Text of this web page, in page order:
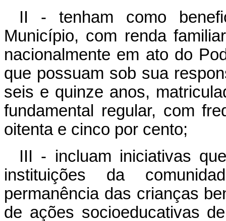
II - tenham como
Município, com renda
nacionalmente em ato do
que possuam sob sua
seis e quinze anos,
fundamental regular, com
oitenta e cinco por cento;
III - incluam iniciativas
instituições da
permanência das crianças
de ações socioeducativas